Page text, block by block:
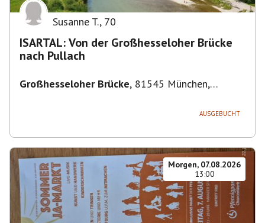
Susanne T., 70
ISARTAL: Von der Großhesseloher Brücke
nach Pullach
Großhesseloher Brücke, 81545 München,
AUSGEBUCHT
Morgen, 07.08.2026
13:00